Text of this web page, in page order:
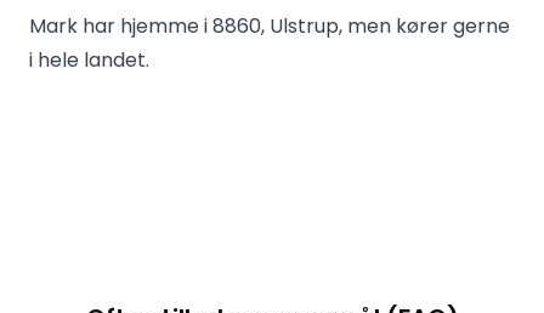
Mark har hjemme i 8860, Ulstrup, men kører gerne
i hele landet.